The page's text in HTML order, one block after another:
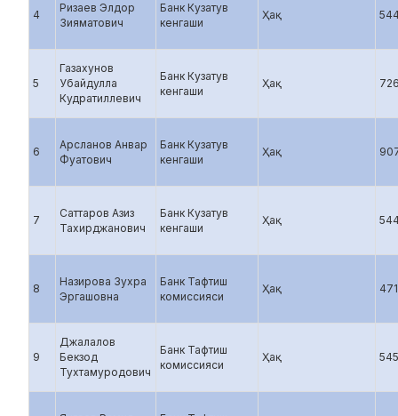
4
Ризаев Элдор
Зияматович
Банк Кузатув
кенгаши
Ҳақ
5
Газахунов
Убайдулла
Кудратиллевич
Банк Кузатув
кенгаши
Ҳақ
6
Арсланов Анвар
Фуатович
Банк Кузатув
кенгаши
Ҳақ
7
Саттаров Азиз
Тахирджанович
Банк Кузатув
кенгаши
Ҳақ
8
Назирова Зухра
Эргашовна
Банк Тафтиш
комиссияси
Ҳақ
9
Джалалов
Бекзод
Тухтамуродович
Банк Тафтиш
комиссияси
Ҳақ